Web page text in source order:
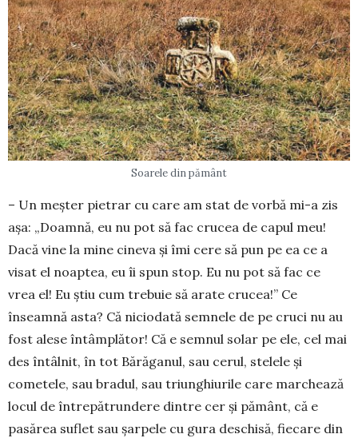
Soarele din pământ
– Un meșter pietrar cu care am stat de vorbă mi-a zis
așa: „Doamnă, eu nu pot să fac crucea de capul meu!
Dacă vine la mine cineva și îmi cere să pun pe ea ce a
visat el noaptea, eu îi spun stop. Eu nu pot să fac ce
vrea el! Eu știu cum trebuie să arate crucea!” Ce
înseamnă asta? Că niciodată semnele de pe cruci nu au
fost alese întâmplător! Că e semnul solar pe ele, cel mai
des întâlnit, în tot Bărăganul, sau cerul, stelele și
cometele, sau bradul, sau triunghiurile care marchează
locul de întrepătrundere dintre cer și pământ, că e
pasărea suflet sau șarpele cu gura deschisă, fiecare din